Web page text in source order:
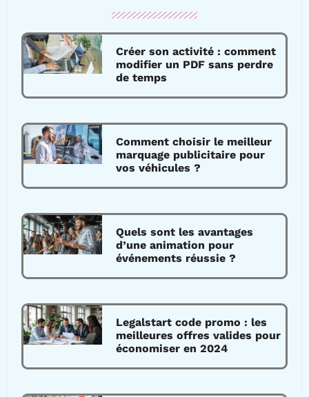
Créer son activité : comment
modifier un PDF sans perdre
de temps
Comment choisir le meilleur
marquage publicitaire pour
vos véhicules ?
Quels sont les avantages
d’une animation pour
événements réussie ?
Legalstart code promo : les
meilleures offres valides pour
économiser en 2024